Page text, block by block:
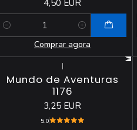
4,50 EUR
Comprar agora
|
Mundo de Aventuras
1176
3,25 EUR
5.0